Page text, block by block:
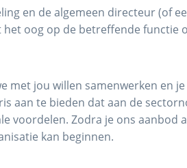
en de algemeen directeur (of
oog op de betreffende
met jou willen samenwerken en
aan te bieden dat aan de
voordelen. Zodra je ons
kan beginnen.